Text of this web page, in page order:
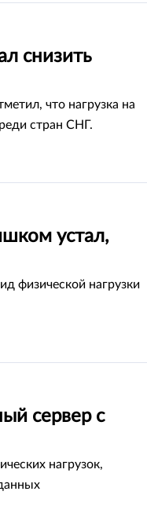
снизить
что нагрузка на
стран СНГ.
устал,
физической нагрузки
сервер с
нагрузок,